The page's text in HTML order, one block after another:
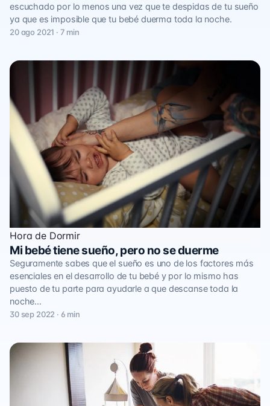
escuchado por lo menos una vez que te despidas de tu sueño
ya que es imposible que tu bebé duerma toda la noche.
20 ago 2021 · 7 min
Hora de Dormir
Mi bebé tiene sueño, pero no se duerme
Seguramente sabes que el sueño es uno de los factores más
esenciales en el desarrollo de tu bebé y por lo mismo has
puesto de tu parte para ayudarle a que descanse toda la
noche…
30 sep 2022 · 6 min